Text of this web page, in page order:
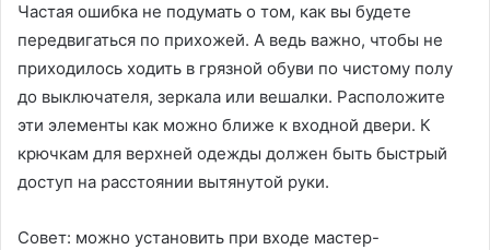
Частая ошибка не подумать о том, как вы будете
передвигаться по прихожей. А ведь важно, чтобы не
приходилось ходить в грязной обуви по чистому полу
до выключателя, зеркала или вешалки. Расположите
эти элементы как можно ближе к входной двери. К
крючкам для верхней одежды должен быть быстрый
доступ на расстоянии вытянутой руки.
Совет: можно установить при входе мастер-